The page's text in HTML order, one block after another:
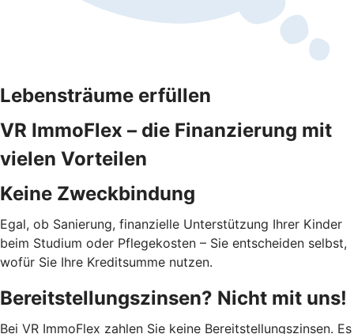
Lebensträume erfüllen
VR ImmoFlex – die Finanzierung mit
vielen Vorteilen
Keine Zweckbindung
Egal, ob Sanierung, finanzielle Unterstützung Ihrer Kinder
beim Studium oder Pflegekosten – Sie entscheiden selbst,
wofür Sie Ihre Kreditsumme nutzen.
Bereitstellungszinsen? Nicht mit uns!
Bei VR ImmoFlex zahlen Sie keine Bereitstellungszinsen. Es